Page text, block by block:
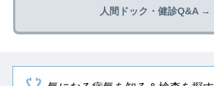
人間ドック・健診Q&A →